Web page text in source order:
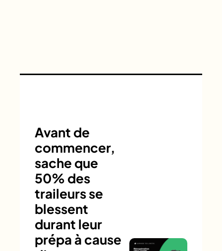
Avant de
commencer,
sache que
50% des
traileurs se
blessent
durant leur
prépa à cause